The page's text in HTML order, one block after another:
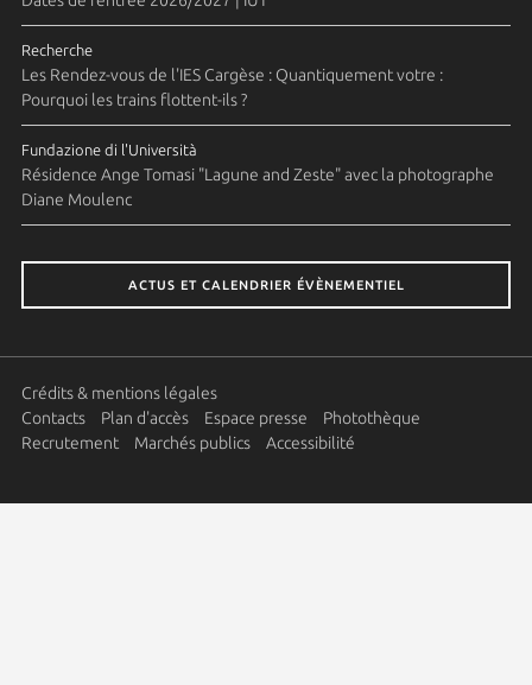
Recherche
Les Rendez-vous de l'IES Cargèse : Quantiquement votre :
Pourquoi les trains flottent-ils ?
Fundazione di l'Università
Résidence Ange Tomasi "Lagune and Zeste" avec la photographe
Diane Moulenc
ACTUS ET CALENDRIER ÉVÈNEMENTIEL
Crédits & mentions légales
Contacts
Plan d'accès Espace presse
Photothèque
Recrutement
Marchés publics Accessibilité